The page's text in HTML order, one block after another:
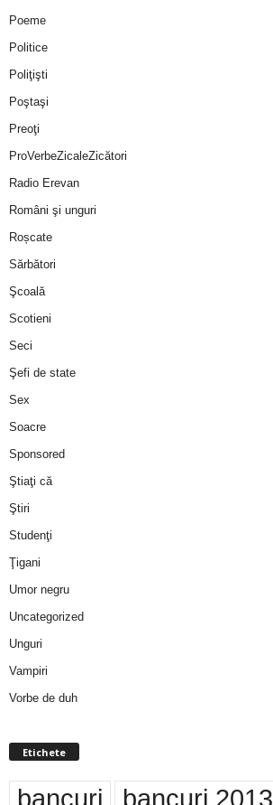
Poeme
Politice
Poliţişti
Poştaşi
Preoţi
ProVerbeZicaleZicători
Radio Erevan
Români şi unguri
Roșcate
Sărbători
Şcoală
Scotieni
Seci
Şefi de state
Sex
Soacre
Sponsored
Ştiaţi că
Ştiri
Studenţi
Ţigani
Umor negru
Uncategorized
Unguri
Vampiri
Vorbe de duh
Etichete
bancuri bancuri 2013